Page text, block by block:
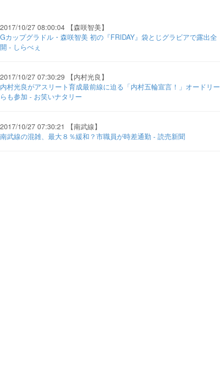
2017/10/27 08:00:04 【森咲智美】
Gカップグラドル・森咲智美 初の『FRIDAY』袋とじグラビアで露出全
開 - しらべぇ
2017/10/27 07:30:29 【内村光良】
内村光良がアスリート育成最前線に迫る「内村五輪宣言！」オードリー
らも参加 - お笑いナタリー
2017/10/27 07:30:21 【南武線】
南武線の混雑、最大８％緩和？市職員が時差通勤 - 読売新聞